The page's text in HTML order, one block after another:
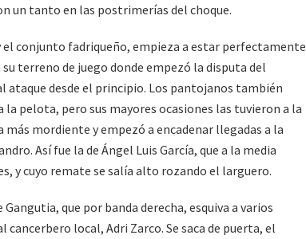
un tanto en las postrimerías del choque.
el conjunto fadriqueño, empieza a estar perfectamente
terreno de juego donde empezó la disputa del
ataque desde el principio. Los pantojanos también
pelota, pero sus mayores ocasiones las tuvieron a la
mordiente y empezó a encadenar llegadas a la
Así fue la de Ángel Luis García, que a la media
y cuyo remate se salía alto rozando el larguero.
que por banda derecha, esquiva a varios
local, Adri Zarco. Se saca de puerta, el